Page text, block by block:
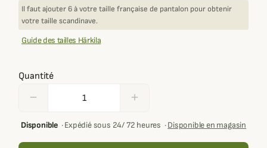
Il faut ajouter 6 à votre taille française de pantalon pour obtenir
votre taille scandinave.
Guide des tailles Härkila
Quantité
remove add
Disponible·Expédié sous 24/ 72 heures ·Disponible en magasin